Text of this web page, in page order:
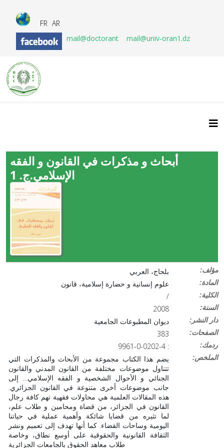
FR AR
mail@doctorant
mail@univ-oran1.dz
أبحاث و مذكرات في القانون و الفقه
الإسلامي.ج. 1
:مؤلف
بلحاج، العربي
:المادة
علوم إنسانية و حضارة إسلامية، قانون
:الكلية
/
:السنة
2008
:دار النشر
ديوان المطبوعات الجامعية
:الصفحات
383
:ردمك
9961-0-0202-4 :
:الملخص
يضم هذا الكتاب مجموعة من الأبحاث والمذكرات التي
تتناول موضوعات مختلفة من القانون المدني والقانون
الجنائي و الأحوال الشخصية و الفقه الإسلامي... إلى
جانب موضوعات أخرى متنوعة في القانون الجزائري.
هذه المقالات العلمية هي محاولات فقهية تهم كافة رجال
القانون في الجزائر، من قضاة ومحامين و طلاب علم،
لما تثيره من قضايا شائكة وأهمية عملية في حياتنا
اليومية وساحات القضاء. كما أنها تهدف إلى تعميم ونشر
الثقافة القانونية والحقوقية على أوسع نطاق، وخاصة
طلاب معاهد الحقوق بالجامعات الجزائرية